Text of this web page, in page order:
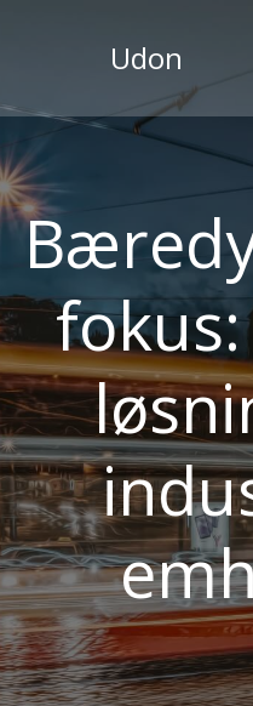
Udon